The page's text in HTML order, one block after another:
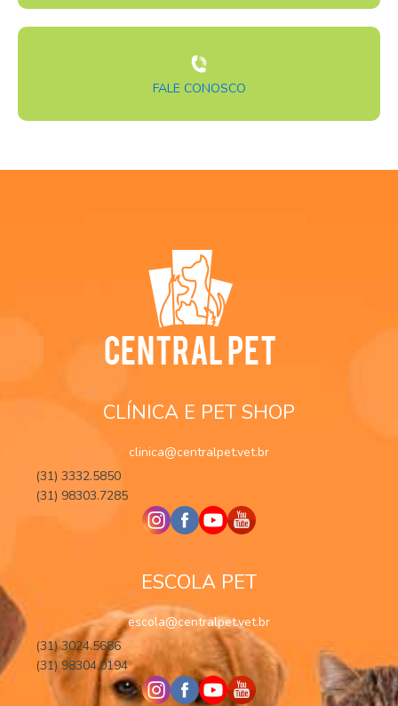
FALE CONOSCO
CLÍNICA E PET SHOP
clinica@centralpet.vet.br
(31) 3332.5850
(31) 98303.7285
ESCOLA PET
escola@centralpet.vet.br
(31) 3024.5686
(31) 98304.0194